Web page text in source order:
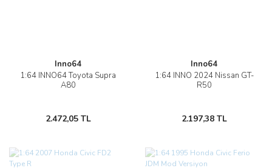
Inno64
1:64 INNO64 Toyota Supra
A80
2.472,05 TL
Inno64
1:64 INNO 2024 Nissan GT-
R50
2.197,38 TL